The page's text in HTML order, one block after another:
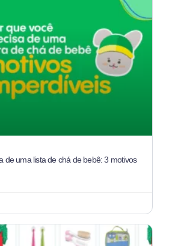
de uma lista de chá de bebê: 3 motivos